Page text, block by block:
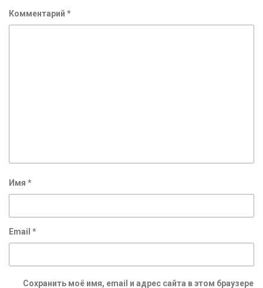
Комментарий *
Имя *
Email *
Сохранить моё имя, email и адрес сайта в этом браузере